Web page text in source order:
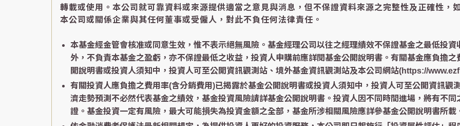
轉載或使用。本公司就可靠資料或來源提供適當之意見與消息，但不保證資料來源之完整性及正確性，
本公司或關係企業與其任何董事或受僱人，對此不負任何法律責任。
本基金經金管會核准或同意生效，惟不表示絕無風險。基金經理公司以往之經理績效不保證基金之最低投
外，不負責本基金之盈虧，亦不保證最低之收益，投資人申購前應詳閱基金公開說明書。有關基金應負擔
開說明書或投資人須知中，投資人可至公開資訊觀測站、境外基金資訊觀測站及本公司網站(https://
有關投資人應負擔之費用率(含分銷費用)已揭露於基金公開說明書或投資人須知中，投資人可至公開資訊觀
濟走勢預測不必然代表基金之績效，基金投資風險請詳基金公開說明書。投資人因不同時間進場，將有不
證。基金投資一定有風險，最大可能損失為投資金額之全部，基金所涉相關風險應詳參基金公開說明書所載